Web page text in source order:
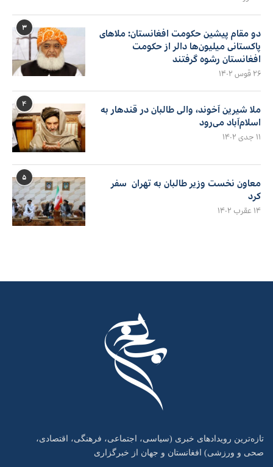
۳
دو مقام پیشین حکومت افغانستان: ملاهای
پاکستانی میلیون‌ها دالر از حکومت
افغانستان رشوه گرفتند
۲۶ قوس ۱۴۰۲
۴
ملا شیرین آخوند، والی طالبان در قندهار به
اسلام‌آباد می‌رود
۱۱ جدی ۱۴۰۲
۵
معاون نخست وزیر طالبان به تهران سفر
کرد
۱۴ عقرب ۱۴۰۲
تازه‌ترین رویدادهای خبری (سیاسی، اجتماعی، فرهنگی، اقتصادی،
صحی و ورزشی) افغانستان و جهان از خبرگزاری